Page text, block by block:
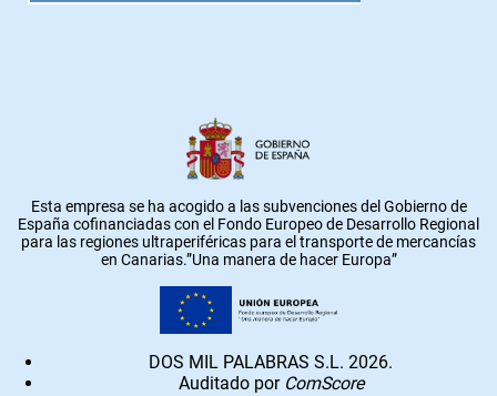
Esta empresa se ha acogido a las subvenciones del Gobierno de
España cofinanciadas con el Fondo Europeo de Desarrollo Regional
para las regiones ultraperiféricas para el transporte de mercancías
en Canarias.”Una manera de hacer Europa”
DOS MIL PALABRAS S.L. 2026.
Auditado por ComScore